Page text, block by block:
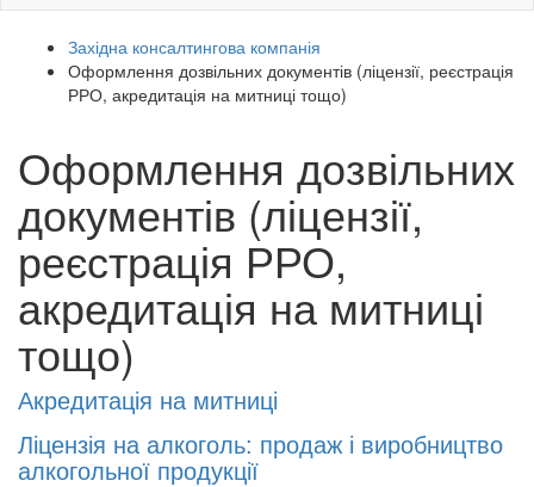
Західна консалтингова компанія
Оформлення дозвільних документів (ліцензії, реєстрація
РРО, акредитація на митниці тощо)
Оформлення дозвільних
документів (ліцензії,
реєстрація РРО,
акредитація на митниці
тощо)
Акредитація на митниці
Ліцeнзія нa aлкoгoль: пpoдaж і виpoбництвo
aлкoгoльної пpoдyкції